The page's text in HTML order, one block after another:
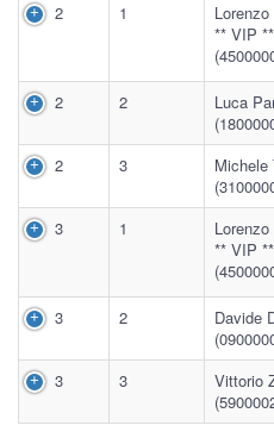
2 1
** VIP **
2 2
Luca
2
3
Michele
3
1
** VIP **
3 2
Davide
3
3
Vittorio